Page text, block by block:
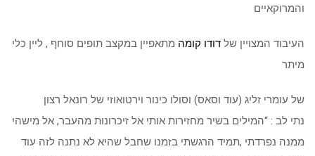
והמרוקאיים
העיבוד המצויין של דודו קומה מתאפיין במקצב תופים סוחף , ליין כלי
מיתר
של עומרי זליג (עוד וסאס) וסולו כינור וירטואוזי של רונאל רצון
נתי לב : “המילים בשיר מחזירות אותי אל זיכרונות מהעבר, אל מישהי
ממנה נפרדתי ,תמיד הרגשתי בזמנו שחבל שהיא לא נתנה לזה עוד